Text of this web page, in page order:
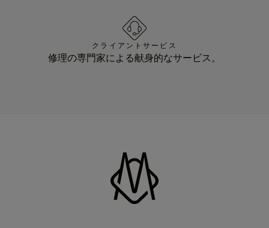
クライアントサービス
修理の専門家による献身的なサービス。